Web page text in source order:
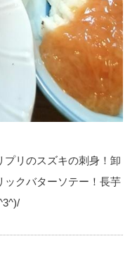
リのスズキの刺身！ 卸
クバターソテー！ 長芋